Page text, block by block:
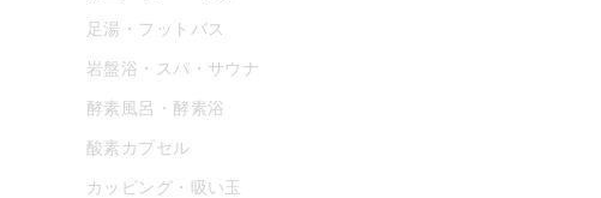
足湯・フットバス
岩盤浴・スパ・サウナ
酵素風呂・酵素浴
酸素カプセル
カッピング・吸い玉